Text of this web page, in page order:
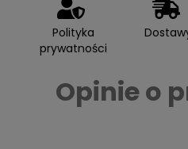
Polityka
prywatności
Opinie o